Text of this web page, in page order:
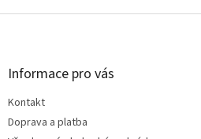
Z
Informace pro vás
Kontakt
Doprava a platba